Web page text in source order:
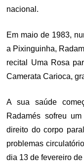
nacional.
Em maio de 1983,
a Pixinguinha,
recital Uma Rosa
Camerata Carioca,
A sua saúde
Radamés sofreu
direito do corpo
problemas
dia 13 de fevereiro